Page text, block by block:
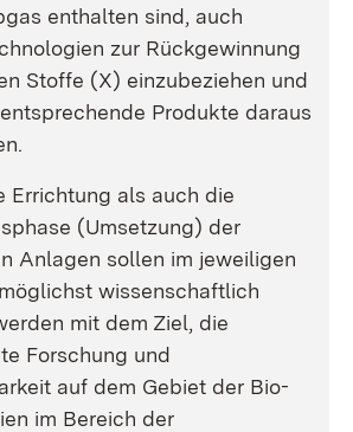
enthalten sind, auch
zur Rückgewinnung
Stoffe (X) einzubeziehen und
Produkte daraus
Errichtung als auch die
(Umsetzung) der
Anlagen sollen im jeweiligen
wissenschaftlich
mit dem Ziel, die
Forschung und
auf dem Gebiet der Bio-
im Bereich der